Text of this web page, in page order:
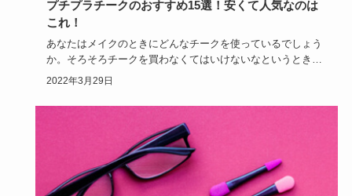
プチプラチークのおすすめ15選！安くて人気なのは
これ！
あなたはメイクのときにどんなチークを使っているでしょう
か。そろそろチークを買わなくてはいけないなというときに
は、1度プチプ…
2022年3月29日